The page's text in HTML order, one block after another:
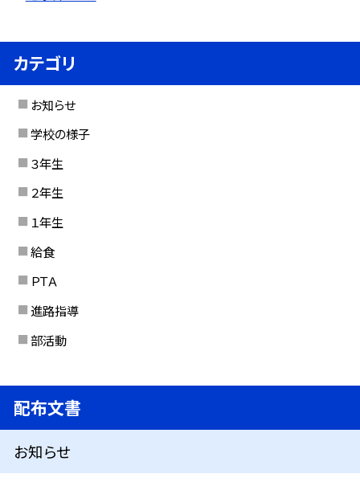
カテゴリ
お知らせ
学校の様子
３年生
２年生
１年生
給食
ＰＴＡ
進路指導
部活動
配布文書
お知らせ